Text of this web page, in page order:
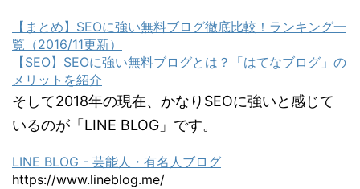
【まとめ】SEOに強い無料ブログ徹底比較！ランキング一
覧（2016/11更新）
【SEO】SEOに強い無料ブログとは？「はてなブログ」の
メリットを紹介
そして2018年の現在、かなりSEOに強いと感じて
いるのが 「LINE BLOG」 です。
LINE BLOG - 芸能人・有名人ブログ
https://www.lineblog.me/